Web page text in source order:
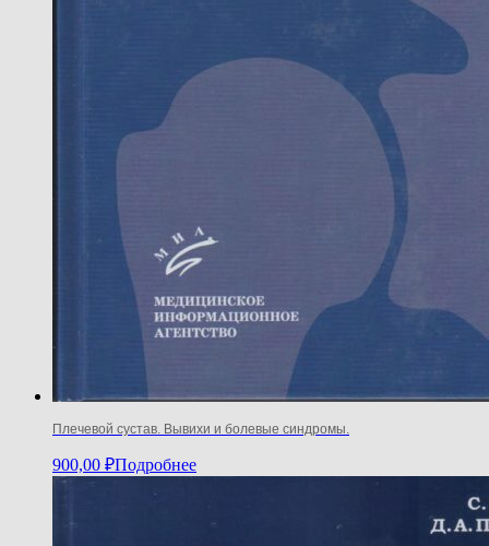
Плечевой сустав. Вывихи и болевые синдромы.
900,00 ₽Подробнее